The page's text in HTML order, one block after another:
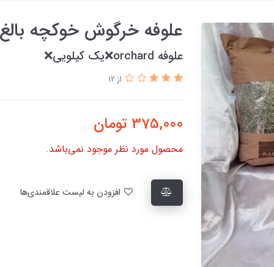
علوفه خرگوش خوکچه
علوفه orchard❌یک کیلویی❌
از 12
375,000 تومان
محصول مورد نظر موجود نمی‌باشد.